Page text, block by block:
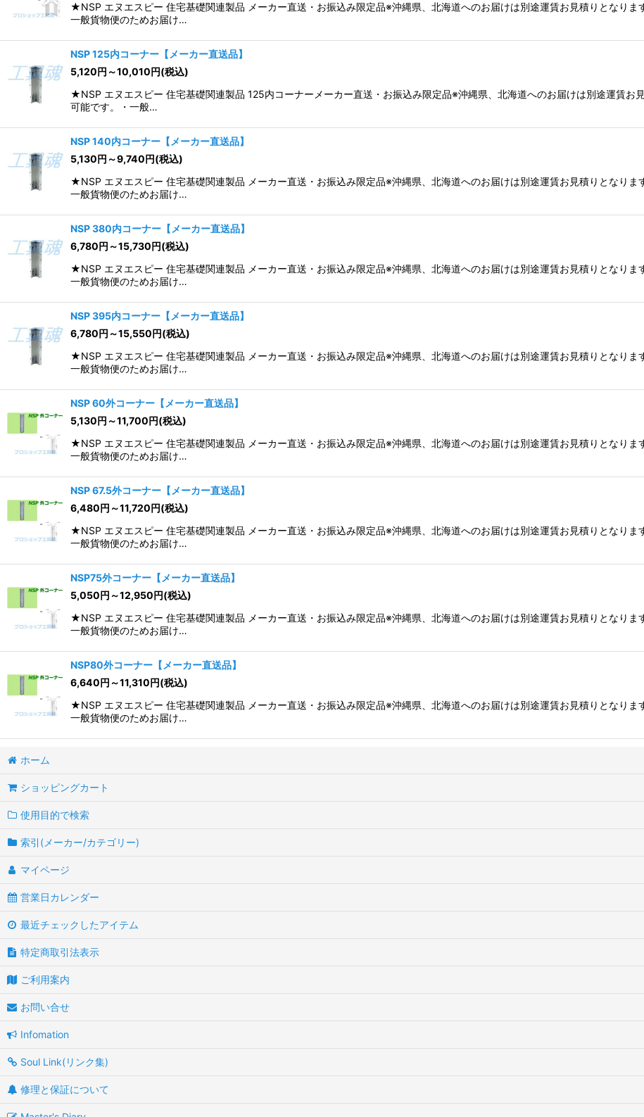
★NSP エヌエスピー 住宅基礎関連製品 メーカー直送・お振込み限定品※沖縄県、北海道へのお届けは別途運賃お見積りとなりま
一般貨物便のためお届け…
NSP 125内コーナー【メーカー直送品】
5,120円 ～10,010円(税込)
★NSP エヌエスピー 住宅基礎関連製品 125内コーナーメーカー直送・お振込み限定品※沖縄県、北海道へのお届けは別途運賃お
可能です。・一般…
NSP 140内コーナー【メーカー直送品】
5,130円 ～9,740円(税込)
★NSP エヌエスピー 住宅基礎関連製品 メーカー直送・お振込み限定品※沖縄県、北海道へのお届けは別途運賃お見積りとなりま
一般貨物便のためお届け…
NSP 380内コーナー【メーカー直送品】
6,780円 ～15,730円(税込)
★NSP エヌエスピー 住宅基礎関連製品 メーカー直送・お振込み限定品※沖縄県、北海道へのお届けは別途運賃お見積りとなりま
一般貨物便のためお届け…
NSP 395内コーナー【メーカー直送品】
6,780円 ～15,550円(税込)
★NSP エヌエスピー 住宅基礎関連製品 メーカー直送・お振込み限定品※沖縄県、北海道へのお届けは別途運賃お見積りとなりま
一般貨物便のためお届け…
NSP 60外コーナー【メーカー直送品】
5,130円 ～11,700円(税込)
★NSP エヌエスピー 住宅基礎関連製品 メーカー直送・お振込み限定品※沖縄県、北海道へのお届けは別途運賃お見積りとなりま
一般貨物便のためお届け…
NSP 67.5外コーナー【メーカー直送品】
6,480円 ～11,720円(税込)
★NSP エヌエスピー 住宅基礎関連製品 メーカー直送・お振込み限定品※沖縄県、北海道へのお届けは別途運賃お見積りとなりま
一般貨物便のためお届け…
NSP75外コーナー【メーカー直送品】
5,050円 ～12,950円(税込)
★NSP エヌエスピー 住宅基礎関連製品 メーカー直送・お振込み限定品※沖縄県、北海道へのお届けは別途運賃お見積りとなりま
一般貨物便のためお届け…
NSP80外コーナー【メーカー直送品】
6,640円 ～11,310円(税込)
★NSP エヌエスピー 住宅基礎関連製品 メーカー直送・お振込み限定品※沖縄県、北海道へのお届けは別途運賃お見積りとなりま
一般貨物便のためお届け…
ホーム
ショッピングカート
使用目的で検索
索引(メーカー/カテゴリー)
マイページ
営業日カレンダー
最近チェックしたアイテム
特定商取引法表示
ご利用案内
お問い合せ
Infomation
Soul Link(リンク集)
修理と保証について